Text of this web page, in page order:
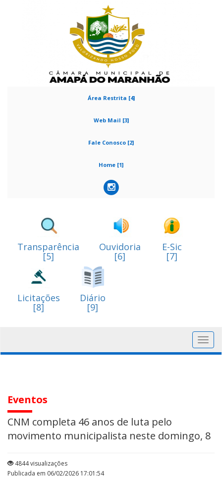
Área Restrita [4]
Web Mail [3]
Fale Conosco [2]
Home [1]
Transparência
[5]
Ouvidoria
[6]
E-Sic
[7]
Licitações
[8]
Diário
[9]
Eventos
CNM completa 46 anos de luta pelo
movimento municipalista neste domingo, 8
4844 visualizações
Publicada em 06/02/2026 17:01:54